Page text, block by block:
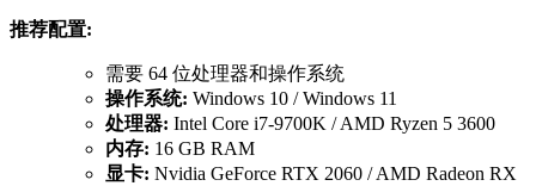
推荐配置:
需要 64 位处理器和操作系统
操作系统: Windows 10 / Windows 11
处理器: Intel Core i7-9700K / AMD Ryzen 5 3600
内存: 16 GB RAM
显卡: Nvidia GeForce RTX 2060 / AMD Radeon RX